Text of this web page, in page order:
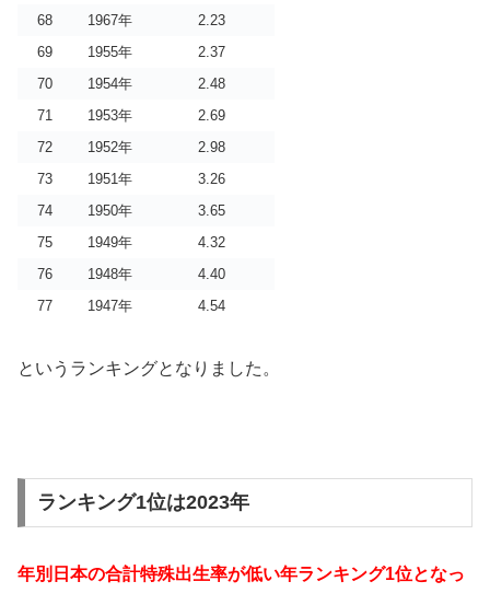
68
1967年
2.23
69
1955年
2.37
70
1954年
2.48
71
1953年
2.69
72
1952年
2.98
73
1951年
3.26
74
1950年
3.65
75
1949年
4.32
76
1948年
4.40
77
1947年 4.54
というランキングとなりました。
ランキング1位は2023年
年別日本の合計特殊出生率が低い年ランキング1位となっ